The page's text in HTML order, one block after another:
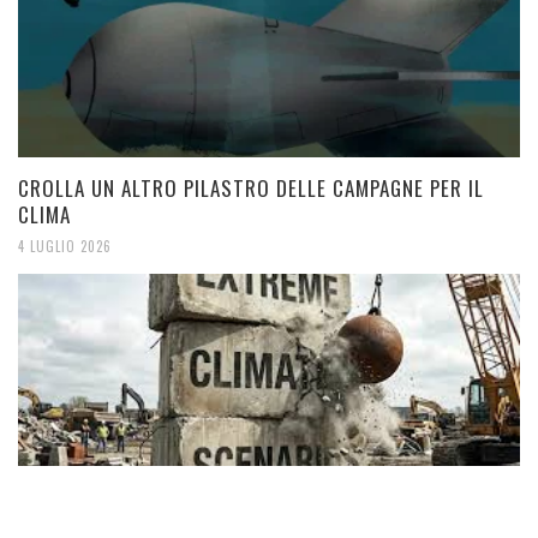
CROLLA UN ALTRO PILASTRO DELLE CAMPAGNE PER IL
CLIMA
4 LUGLIO 2026